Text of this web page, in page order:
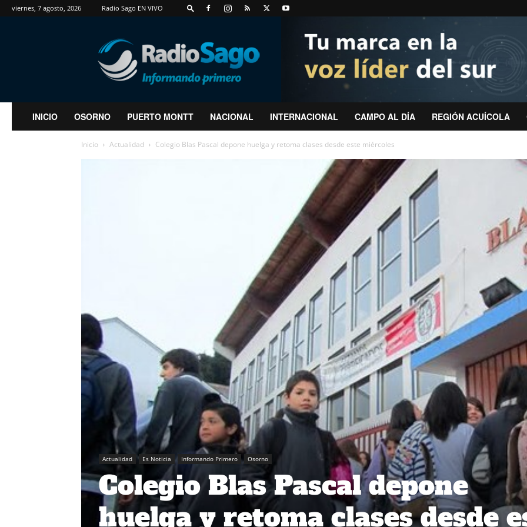
viernes, 7 agosto, 2026 Radio Sago EN VIVO
RadioSago
INICIO OSORNO PUERTO MONTT NACIONAL INTERNACIONAL CAMPO AL DÍA REGIÓN ACUÍCOLA
Inicio Actualidad Colegio Blas Pascal depone huelga y retoma clases desde este miércoles
Actualidad Es Noticia Informando Primero Osorno
Colegio Blas Pascal depone
huelga y retoma clases desde